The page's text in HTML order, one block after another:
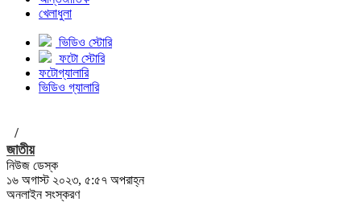
খেলাধুলা
ভিডিও স্টোরি
ফটো স্টোরি
ফটোগ্যালারি
ভিডিও গ্যালারি
/
জাতীয়
নিউজ ডেস্ক
১৬ অগাস্ট ২০২৩, ৫:৫৭ অপরাহ্ন
অনলাইন সংস্করণ